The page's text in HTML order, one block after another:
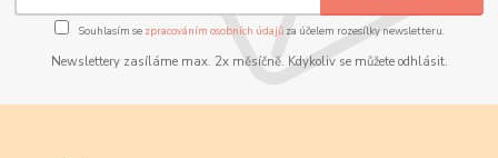
Souhlasím se zpracováním osobních údajůza účelem rozesílky newsletteru.
Newslettery zasíláme max. 2x měsíčně. Kdykoliv se můžete odhlásit.